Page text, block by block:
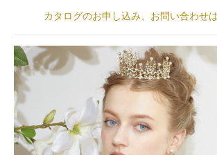
カタログのお申し込み、お問い合わせ